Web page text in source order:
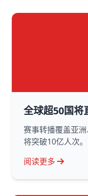
全球超50国将
赛事转播覆盖亚
将突破10亿人次。
阅读更多